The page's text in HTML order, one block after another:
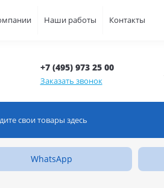
Наши работы Контакты
+7 (495) 973 25 00
Заказать звонок
WhatsApp